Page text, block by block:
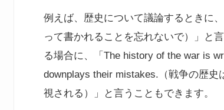
例えば、歴史について議論するときに
って書かれることを忘れないで）」と
る場合に、「The history of the war is
downplays their mistakes.（戦争の歴
視される）」と言うこともできます。